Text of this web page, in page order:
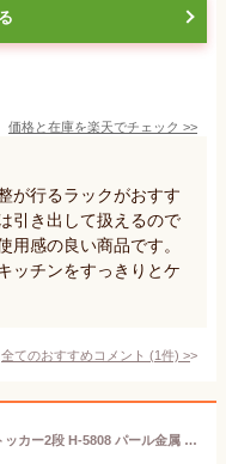
価格と在庫を楽天でチェック >>
が行るラックがおすす
引き出して扱えるので
用感の良い商品です。
ッチンをすっきりとケ
全てのおすすめコメント (1件) >
アレンジフリー シンク下スライドストッカー2段 H-5808 パール金属 シンク下収納ラック・プラスチック収納ケース・キッチン整理棚・キッチン収納グッズ